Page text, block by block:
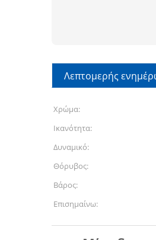
Λεπτομερής
Χρώμα:
Ικανότητα:
Δυναμικό:
Θόρυβος:
Βάρος:
Επισημαίνω: